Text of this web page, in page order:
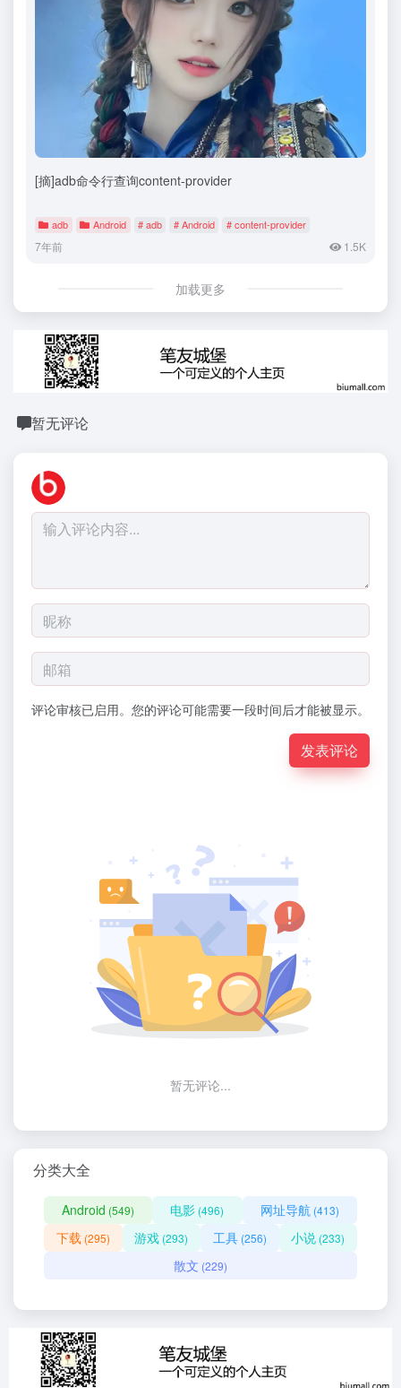
[摘]adb命令行查询content-provider
adb Android # adb # Android # content-provider
7年前 1.5K
加载更多
暂无评论
评论审核已启用。您的评论可能需要一段时间后才能被显示。
发表评论
暂无评论...
分类大全
Android (549) 电影 (496) 网址导航 (413)
下载 (295) 游戏 (293) 工具(256) 小说 (233)
散文 (229)